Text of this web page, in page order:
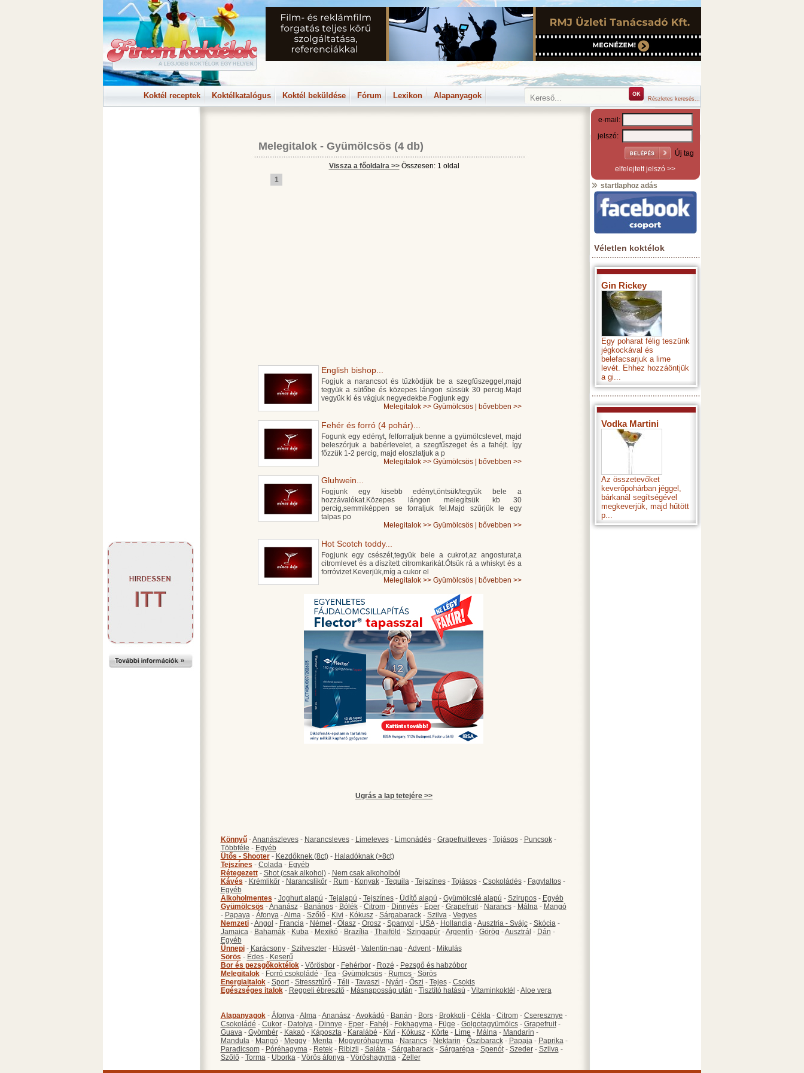
Koktél receptek Koktélkatalógus Koktél beküldése Fórum Lexikon Alapanyagok Részletes keresés...
Melegitalok - Gyümölcsös (4 db)
Vissza a főoldalra >>Összesen: 1 oldal
1
English bishop...
Fogjuk a narancsot és tűzködjük be a szegfűszeggel,majd
tegyük a sütőbe és közepes lángon süssük 30 percig.Majd
vegyük ki és vágjuk negyedekbe.Fogjunk egy
Melegitalok >> Gyümölcsös bővebben >>
Fehér és forró (4 pohár)...
Fogunk egy edényt, felforraljuk benne a gyümölcslevet, majd
beleszórjuk a babérlevelet, a szegfűszeget és a fahéjt. Így
főzzük 1-2 percig, majd eloszlatjuk a p
Melegitalok >> Gyümölcsös bővebben >>
Gluhwein...
Fogjunk egy kisebb edényt,öntsük/tegyük bele a
hozzávalókat.Közepes lángon melegítsük kb 30
percig,semmiképpen se forraljuk fel.Majd szűrjük le egy
talpas po
Melegitalok >> Gyümölcsös bővebben >>
Hot Scotch toddy...
Fogjunk egy csészét,tegyük bele a cukrot,az angosturat,a
citromlevet és a díszített citromkarikát.Ötsük rá a whiskyt és a
forróvizet.Keverjük,míg a cukor el
Melegitalok >> Gyümölcsös bővebben >>
Ugrás a lap tetejére >>
Könnyű-Ananászleves- Narancsleves- Limeleves- Limonádés- Grapefruitleves- Tojásos- Puncsok-
Többféle - Egyéb
Ütős - Shooter- Kezdőknek (8ct)- Haladóknak (>8ct)
Tejszínes - Colada- Egyéb
Rétegezett- Shot (csak alkohol)- Nem csak alkoholból
Kávés - Krémlikőr- Narancslikőr- Rum- Konyak- Tequila- Tejszínes- Tojásos- Csokoládés- Fagylaltos-
Egyéb
Alkoholmentes - Joghurt alapú - Tejalapú - Tejszínes- Üdítő alapú - Gyümölcslé alapú - Szirupos- Egyéb
Gyümölcsös -Ananász- Banános- Bólék- Citrom- Dinnyés- Eper- Grapefruit- Narancs- Málna- Mangó
- Papaya- Áfonya-Alma- Szőlő- Kivi - Kókusz- Sárgabarack- Szilva- Vegyes
Nemzeti-Angol - Francia- Német- Olasz- Orosz- Spanyol - USA- Hollandia-Ausztria - Svájc- Skócia-
Jamaica- Bahamák- Kuba- Mexikó- Brazília- Thaiföld - Szingapúr-Argentín - Görög -Ausztrál - Dán -
Egyéb
Ünnepi- Karácsony- Szilveszter- Húsvét- Valentin-nap-Advent- Mikulás
Sörös - Édes- Keserű
Bor és pezsgőkoktélok- Vörösbor- Fehérbor- Rozé - Pezsgő és habzóbor
Melegitalok- Forró csokoládé - Tea- Gyümölcsös- Rumos- Sörös
Energiaitalok- Sport- Stressztűrő- Téli - Tavaszi - Nyári - Őszi - Tejes- Csokis
Egészséges italok- Reggeli ébresztő- Másnaposság után - Tisztító hatású - Vitaminkoktél -Aloe vera
Alapanyagok- Áfonya-Alma-Ananász-Avokádó- Banán - Bors- Brokkoli - Cékla- Citrom- Cseresznye -
Csokoládé - Cukor- Datolya- Dinnye - Eper- Fahéj - Fokhagyma- Füge - Golgotagyümölcs- Grapefruit-
Guava- Gyömbér- Kakaó- Káposzta- Karalábé - Kivi - Kókusz- Körte - Lime - Málna- Mandarin -
Mandula- Mangó- Meggy- Menta- Mogyoróhagyma- Narancs- Nektarin - Őszibarack- Papaja- Paprika-
Paradicsom- Póréhagyma- Retek- Ribizli - Saláta- Sárgabarack- Sárgarépa- Spenót- Szeder- Szilva-
Szőlő- Torma- Uborka- Vörös áfonya- Vöröshagyma- Zeller
e-mail:
jelszó:
Új tag
elfelejtett jelszó >>
startlaphoz adás
Véletlen koktélok
Gin Rickey
Egy poharat félig teszünk
jégkockával és
belefacsarjuk a lime
levét. Ehhez hozzáöntjük
a gi...
Vodka Martini
Az összetevőket
keverőpohárban jéggel,
bárkanál segítségével
megkeverjük, majd hűtött
p...